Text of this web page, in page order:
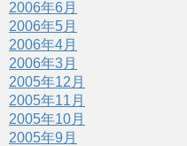
2006年6月
2006年5月
2006年4月
2006年3月
2005年12月
2005年11月
2005年10月
2005年9月